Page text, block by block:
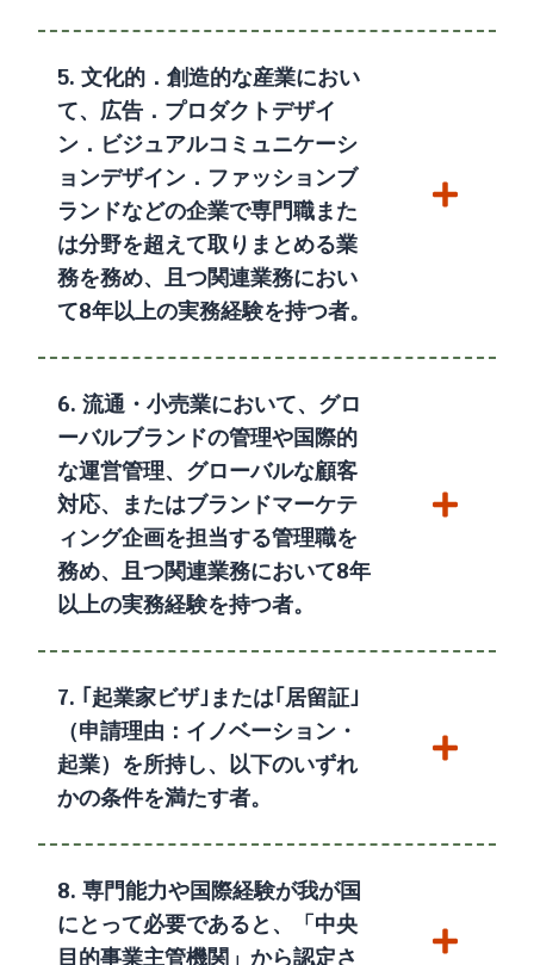
5. 文化的．創造的な産業におい
て、広告．プロダクトデザイ
ン．ビジュアルコミュニケーシ
ョンデザイン．ファッションブ
ランドなどの企業で専門職また
は分野を超えて取りまとめる業
務を務め、且つ関連業務におい
て8年以上の実務経験を持つ者。
6. 流通・小売業において、グロ
ーバルブランドの管理や国際的
な運営管理、グローバルな顧客
対応、またはブランドマーケテ
ィング企画を担当する管理職を
務め、且つ関連業務において8年
以上の実務経験を持つ者。
7. ｢起業家ビザ｣または｢居留証｣
（申請理由：イノベーション・
起業）を所持し、以下のいずれ
かの条件を満たす者。
8. 専門能力や国際経験が我が国
にとって必要であると、「中央
目的事業主管機関」から認定さ